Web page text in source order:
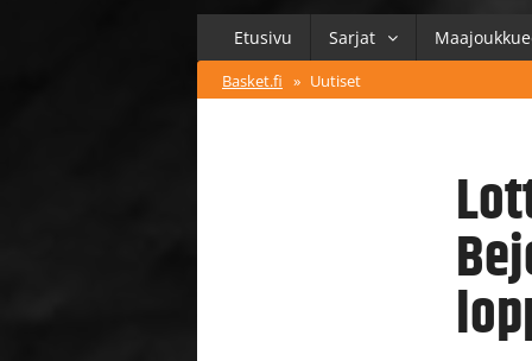
Etusivu Sarjat
Basket.fi » Uutiset